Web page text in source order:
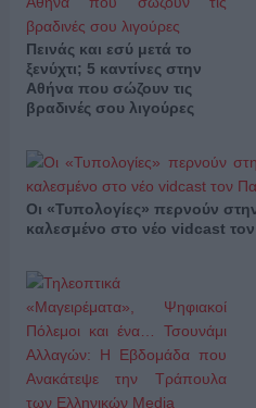
Πεινάς και εσύ μετά το
ξενύχτι; 5 καντίνες στην
Αθήνα που σώζουν τις
βραδινές σου λιγούρες
Οι «Τυπολογίες» περνούν
καλεσμένο στο νέο vidcast